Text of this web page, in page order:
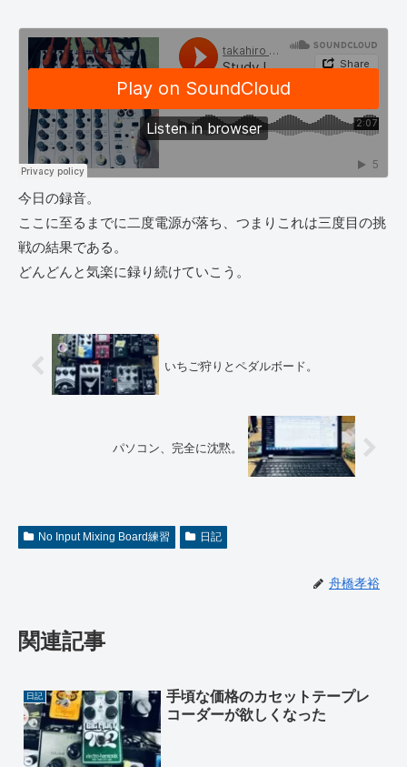
今日の録音。
ここに至るまでに二度電源が落ち、つまりこれは三度目の挑
戦の結果である。
どんどんと気楽に録り続けていこう。
いちご狩りとペダルボード。
パソコン、完全に沈黙。
No Input Mixing Board練習 日記
舟橋孝裕
関連記事
日記
手頃な価格のカセットテープレ
コーダーが欲しくなった